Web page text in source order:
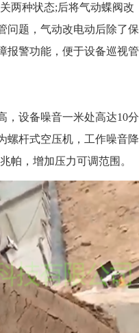
两种状态;后将气动蝶阀改
问题，气动改电动后除了保
报警功能，便于设备巡视管
，设备噪音一米处高达10分
螺杆式空压机，工作噪音降
帕，增加压力可调范围。